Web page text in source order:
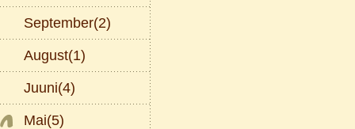
September(2)
August(1)
Juuni(4)
Mai(5)